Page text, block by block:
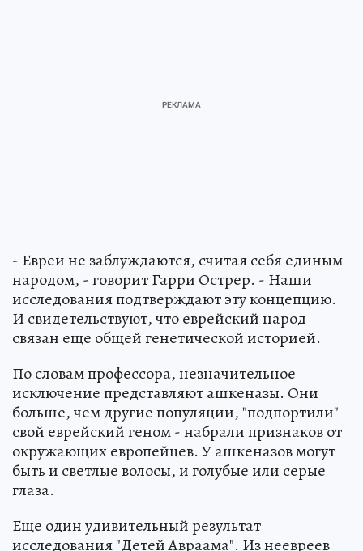
- Евреи не заблуждаются, считая себя единым
народом, - говорит Гарри Острер. - Наши
исследования подтверждают эту концепцию.
И свидетельствуют, что еврейский народ
связан еще общей генетической историей.
По словам профессора, незначительное
исключение представляют ашкеназы. Они
больше, чем другие популяции, "подпортили"
свой еврейский геном - набрали признаков от
окружающих европейцев. У ашкеназов могут
быть и светлые волосы, и голубые или серые
глаза.
Еще один удивительный результат
исследования "Детей Авраама". Из неевреев